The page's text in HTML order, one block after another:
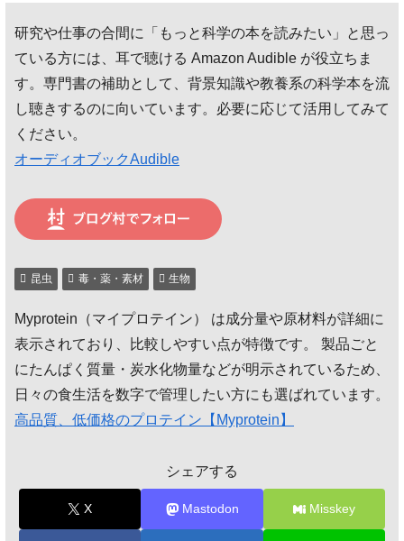
研究や仕事の合間に「もっと科学の本を読みたい」と思っ
ている方には、耳で聴ける Amazon Audible が役立ちま
す。専門書の補助として、背景知識や教養系の科学本を流
し聴きするのに向いています。必要に応じて活用してみて
ください。
オーディオブックAudible
昆虫 毒・薬・素材 生物
Myprotein（マイプロテイン） は成分量や原材料が詳細に
表示されており、比較しやすい点が特徴です。 製品ごと
にたんぱく質量・炭水化物量などが明示されているため、
日々の食生活を数字で管理したい方にも選ばれています。
高品質、低価格のプロテイン【Myprotein】
シェアする
X Mastodon Misskey